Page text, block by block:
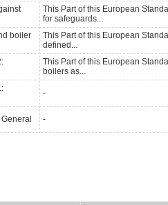
This Part of this European
for safeguards...
boiler
This Part of this European
defined...
This Part of this European
boilers as...
-
-